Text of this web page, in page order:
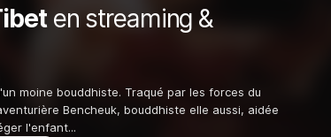
en streaming &
moine bouddhiste. Traqué par les forces du
Bencheuk, bouddhiste elle aussi, aidée
l'enfant...